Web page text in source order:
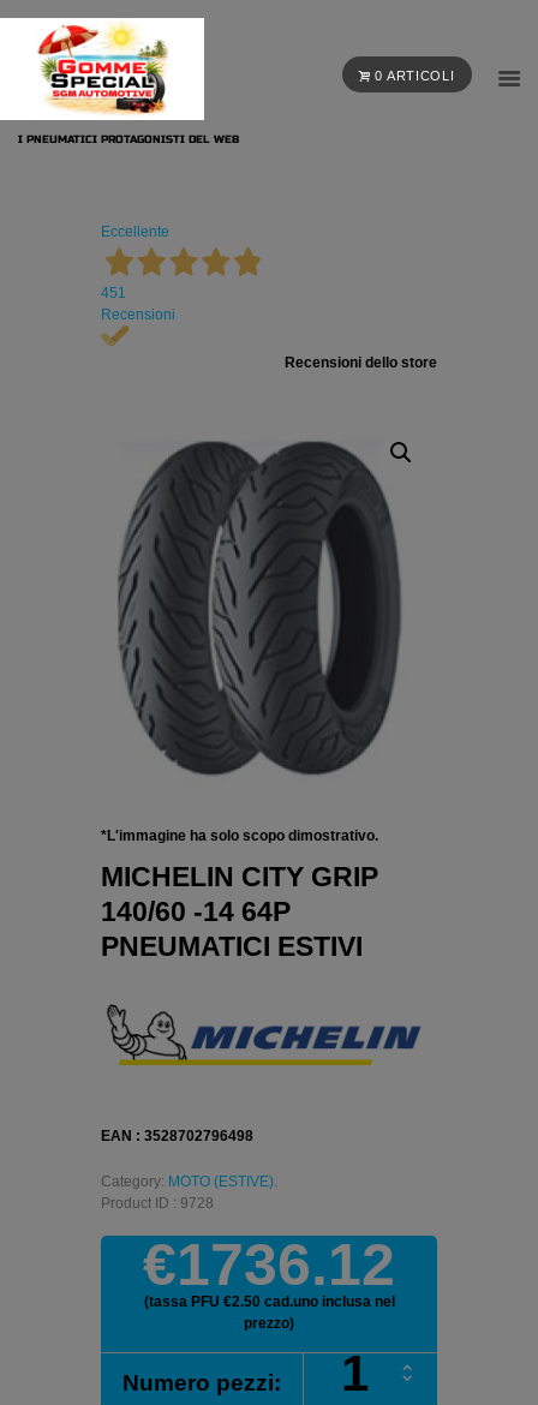
0 ARTICOLI
I PNEUMATICI PROTAGONISTI DEL WEB
Eccellente
451
Recensioni
Recensioni dello store
*L'immagine ha solo scopo dimostrativo.
MICHELIN CITY GRIP
140/60 -14 64P
PNEUMATICI ESTIVI
EAN : 3528702796498
Category: MOTO (ESTIVE).
Product ID : 9728
€1736.12
(tassa PFU €2.50 cad.uno inclusa nel
prezzo)
Numero pezzi:
MICHELIN